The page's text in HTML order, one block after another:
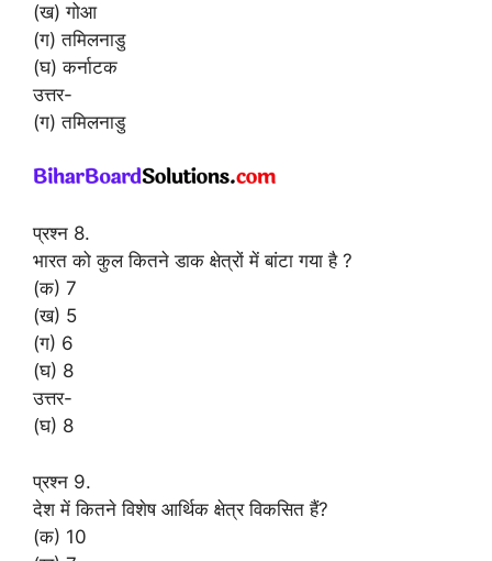
(ख) गोआ
(ग) तमिलनाडु
(घ) कर्नाटक
उत्तर-
(ग) तमिलनाडु
प्रश्न 8.
भारत को कुल कितने डाक क्षेत्रों में बांटा गया है ?
(क) 7
(ख) 5
(ग) 6
(घ) 8
उत्तर-
(घ) 8
प्रश्न 9.
देश में कितने विशेष आर्थिक क्षेत्र विकसित हैं?
(क) 10